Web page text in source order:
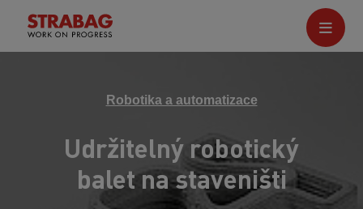
Robotika a automatizace
Udržitelný robotický
balet na staveništi